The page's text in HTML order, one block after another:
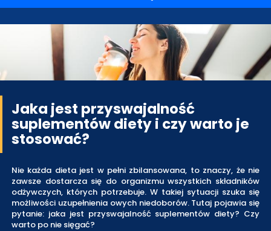
Jaka jest przyswajalność
suplementów diety i czy warto je
stosować?
Nie każda dieta jest w pełni zbilansowana, to znaczy, że nie
zawsze dostarcza się do organizmu wszystkich składników
odżywczych, których potrzebuje. W takiej sytuacji szuka się
możliwości uzupełnienia owych niedoborów. Tutaj pojawia się
pytanie: jaka jest przyswajalność suplementów diety? Czy
warto po nie sięgać?